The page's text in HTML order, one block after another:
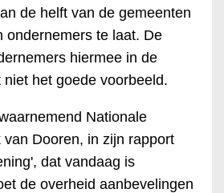
de helft van de gemeenten
ondernemers te laat. De
hiermee in de
het goede voorbeeld.
Nationale
Dooren, in zijn rapport
dat vandaag is
de overheid aanbevelingen